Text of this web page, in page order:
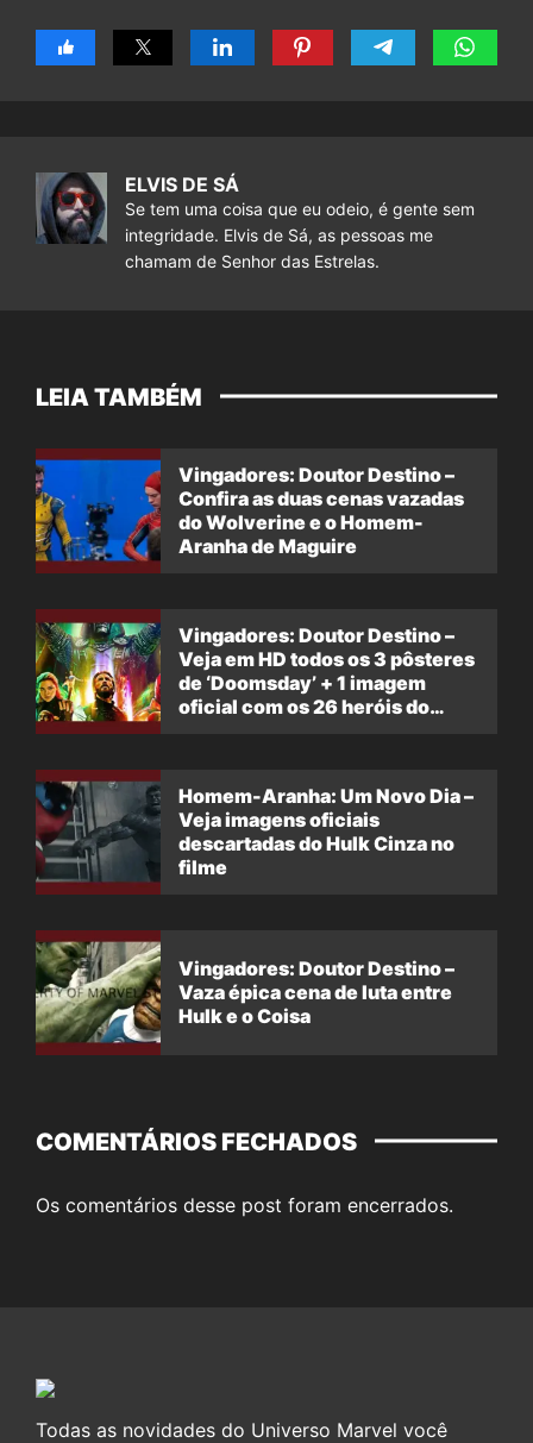
ELVIS DE SÁ
Se tem uma coisa que eu odeio, é gente sem
integridade. Elvis de Sá, as pessoas me
chamam de Senhor das Estrelas.
LEIA TAMBÉM
Vingadores: Doutor Destino –
Confira as duas cenas vazadas
do Wolverine e o Homem-
Aranha de Maguire
Vingadores: Doutor Destino –
Veja em HD todos os 3 pôsteres
de ‘Doomsday’ + 1 imagem
oficial com os 26 heróis do
Homem-Aranha: Um Novo Dia –
Veja imagens oficiais
descartadas do Hulk Cinza no
filme
Vingadores: Doutor Destino –
Vaza épica cena de luta entre
Hulk e o Coisa
COMENTÁRIOS FECHADOS
Os comentários desse post foram encerrados.
Todas as novidades do Universo Marvel você